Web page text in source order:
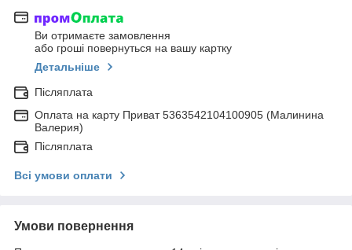
Ви отримаєте замовлення
або гроші повернуться на вашу картку
Детальніше
Післяплата
Оплата на карту Приват 5363542104100905 (Малинина
Валерия)
Післяплата
Всі умови оплати
Умови повернення